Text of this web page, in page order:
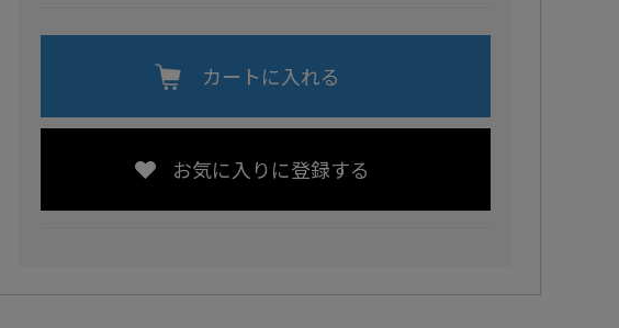
カートに入れる
お気に入りに登録する